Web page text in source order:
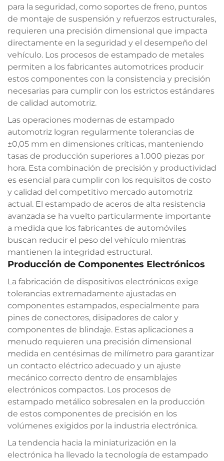
para la seguridad, como soportes de freno, puntos
de montaje de suspensión y refuerzos estructurales,
requieren una precisión dimensional que impacta
directamente en la seguridad y el desempeño del
vehículo. Los procesos de estampado de metales
permiten a los fabricantes automotrices producir
estos componentes con la consistencia y precisión
necesarias para cumplir con los estrictos estándares
de calidad automotriz.
Las operaciones modernas de estampado
automotriz logran regularmente tolerancias de
±0,05 mm en dimensiones críticas, manteniendo
tasas de producción superiores a 1.000 piezas por
hora. Esta combinación de precisión y productividad
es esencial para cumplir con los requisitos de costo
y calidad del competitivo mercado automotriz
actual. El estampado de aceros de alta resistencia
avanzada se ha vuelto particularmente importante
a medida que los fabricantes de automóviles
buscan reducir el peso del vehículo mientras
mantienen la integridad estructural.
Producción de Componentes Electrónicos
La fabricación de dispositivos electrónicos exige
tolerancias extremadamente ajustadas en
componentes estampados, especialmente para
pines de conectores, disipadores de calor y
componentes de blindaje. Estas aplicaciones a
menudo requieren una precisión dimensional
medida en centésimas de milímetro para garantizar
un contacto eléctrico adecuado y un ajuste
mecánico correcto dentro de ensamblajes
electrónicos compactos. Los procesos de
estampado metálico sobresalen en la producción
de estos componentes de precisión en los
volúmenes exigidos por la industria electrónica.
La tendencia hacia la miniaturización en la
electrónica ha llevado la tecnología de estampado